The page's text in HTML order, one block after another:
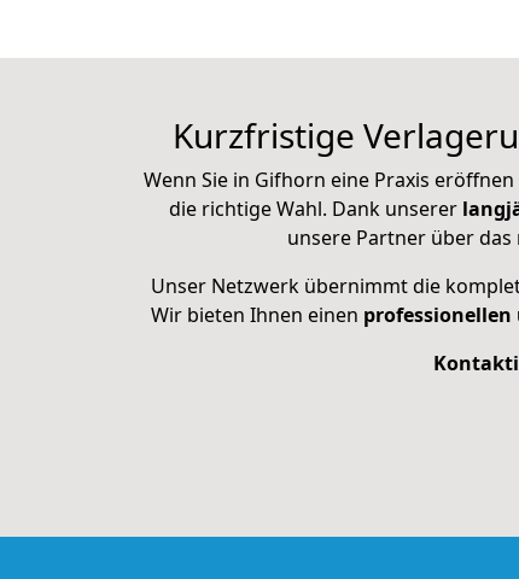
Kurzfristige
Wenn Sie in Gifhorn eine Praxis
die richtige Wahl. Dank unserer
unsere Partner über
Unser Netzwerk übernimmt die
Wir bieten Ihnen einen professionellen